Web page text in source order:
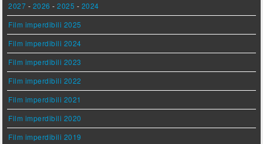
2027 - 2026 -2025 - 2024
Film imperdibili 2025
Film imperdibili 2024
Film imperdibili 2023
Film imperdibili 2022
Film imperdibili 2021
Film imperdibili 2020
Film imperdibili 2019